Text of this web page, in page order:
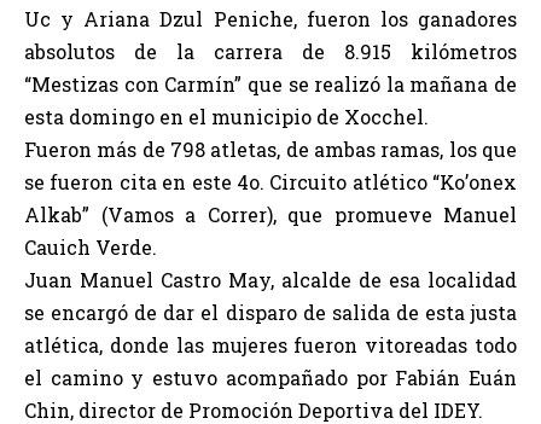
Uc y Ariana Dzul Peniche, fueron los ganadores
absolutos de la carrera de 8.915 kilómetros
“Mestizas con Carmín” que se realizó la mañana de
esta domingo en el municipio de Xocchel.
Fueron más de 798 atletas, de ambas ramas, los que
se fueron cita en este 4o. Circuito atlético “Ko’onex
Alkab” (Vamos a Correr), que promueve Manuel
Cauich Verde.
Juan Manuel Castro May, alcalde de esa localidad
se encargó de dar el disparo de salida de esta justa
atlética, donde las mujeres fueron vitoreadas todo
el camino y estuvo acompañado por Fabián Euán
Chin, director de Promoción Deportiva del IDEY.